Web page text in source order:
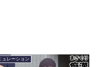
ュレーション